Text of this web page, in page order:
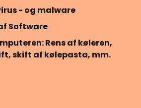
- og malware
Software
Rens af køleren,
skift af kølepasta, mm.